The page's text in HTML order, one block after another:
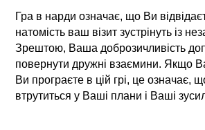
Гра в нарди означає, що Ви
натомість ваш візит зустрінуть із
Зрештою, Ваша доброзичливість
повернути дружні взаємини. Якщо
Ви програєте в цій грі, це означає,
втрутиться у Ваші плани і Ваші